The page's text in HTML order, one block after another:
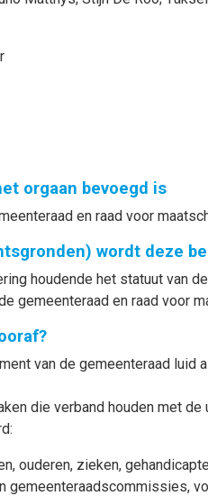
orgaan bevoegd is
en raad voor
wordt deze
houdende het statuut van
gemeenteraad en raad voor
van de gemeenteraad luid
die verband houden met
ouderen, zieken,
gemeenteraadscommissies,